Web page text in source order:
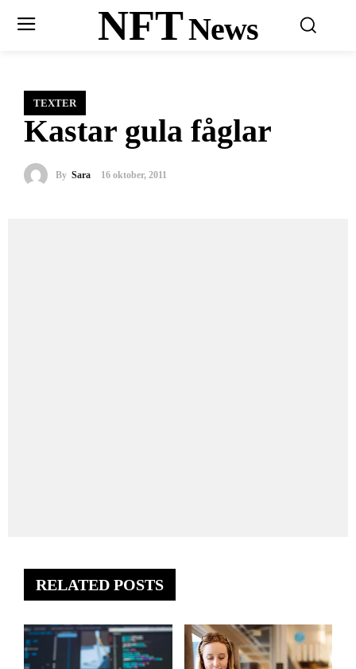
NFTNews
TEXTER
Kastar gula fåglar
By Sara 16 oktober, 2011
RELATED POSTS